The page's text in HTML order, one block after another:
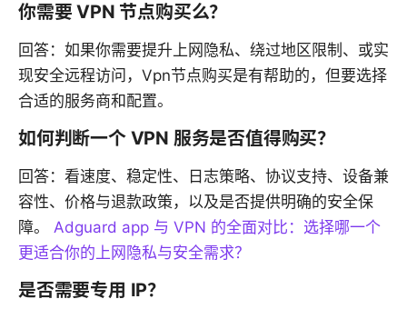
你需要 VPN 节点购买么？
回答：如果你需要提升上网隐私、绕过地区限制、或实
现安全远程访问，Vpn节点购买是有帮助的，但要选择
合适的服务商和配置。
如何判断一个 VPN 服务是否值得购买？
回答：看速度、稳定性、日志策略、协议支持、设备兼
容性、价格与退款政策，以及是否提供明确的安全保
障。 Adguard app 与 VPN 的全面对比：选择哪一个
更适合你的上网隐私与安全需求？
是否需要专用 IP？